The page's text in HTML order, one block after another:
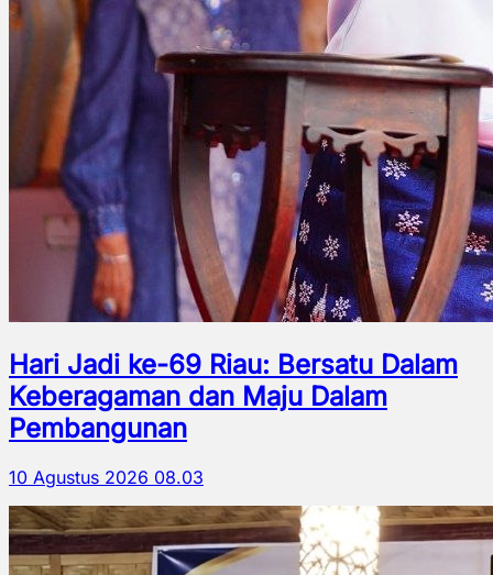
Hari Jadi ke-69 Riau: Bersatu Dalam
Keberagaman dan Maju Dalam
Pembangunan
10 Agustus 2026 08.03